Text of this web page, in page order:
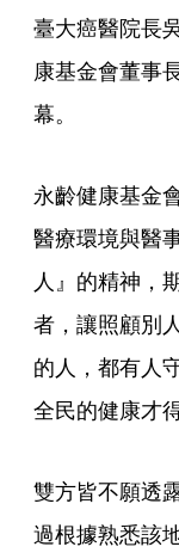
臺大癌醫院長
康基金會董事
幕。
永齡健康基金
醫療環境與醫
人』的精神，
者，讓照顧別
的人，都有人
全民的健康才
雙方皆不願透
過根據熟悉該